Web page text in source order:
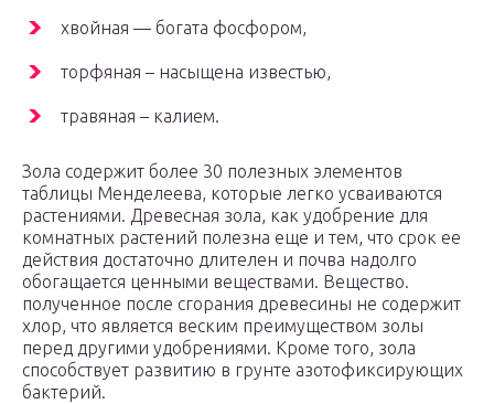
хвойная — богата фосфором,
торфяная – насыщена известью,
травяная – калием.
Зола содержит более 30 полезных элементов
таблицы Менделеева, которые легко усваиваются
растениями. Древесная зола, как удобрение для
комнатных растений полезна еще и тем, что срок ее
действия достаточно длителен и почва надолго
обогащается ценными веществами. Вещество.
полученное после сгорания древесины не содержит
хлор, что является веским преимуществом золы
перед другими удобрениями. Кроме того, зола
способствует развитию в грунте азотофиксирующих
бактерий.